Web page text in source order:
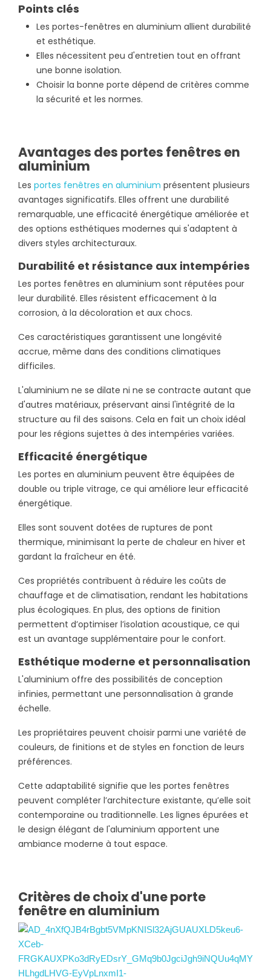
Points clés
Les portes-fenêtres en aluminium allient durabilité
et esthétique.
Elles nécessitent peu d'entretien tout en offrant
une bonne isolation.
Choisir la bonne porte dépend de critères comme
la sécurité et les normes.
Avantages des portes fenêtres en
aluminium
Les portes fenêtres en aluminium présentent plusieurs
avantages significatifs. Elles offrent une durabilité
remarquable, une efficacité énergétique améliorée et
des options esthétiques modernes qui s'adaptent à
divers styles architecturaux.
Durabilité et résistance aux intempéries
Les portes fenêtres en aluminium sont réputées pour
leur durabilité. Elles résistent efficacement à la
corrosion, à la décoloration et aux chocs.
Ces caractéristiques garantissent une longévité
accrue, même dans des conditions climatiques
difficiles.
L'aluminium ne se dilate ni ne se contracte autant que
d'autres matériaux, préservant ainsi l'intégrité de la
structure au fil des saisons. Cela en fait un choix idéal
pour les régions sujettes à des intempéries variées.
Efficacité énergétique
Les portes en aluminium peuvent être équipées de
double ou triple vitrage, ce qui améliore leur efficacité
énergétique.
Elles sont souvent dotées de ruptures de pont
thermique, minimisant la perte de chaleur en hiver et
gardant la fraîcheur en été.
Ces propriétés contribuent à réduire les coûts de
chauffage et de climatisation, rendant les habitations
plus écologiques. En plus, des options de finition
permettent d’optimiser l’isolation acoustique, ce qui
est un avantage supplémentaire pour le confort.
Esthétique moderne et personnalisation
L'aluminium offre des possibilités de conception
infinies, permettant une personnalisation à grande
échelle.
Les propriétaires peuvent choisir parmi une variété de
couleurs, de finitions et de styles en fonction de leurs
préférences.
Cette adaptabilité signifie que les portes fenêtres
peuvent compléter l’architecture existante, qu’elle soit
contemporaine ou traditionnelle. Les lignes épurées et
le design élégant de l'aluminium apportent une
ambiance moderne à tout espace.
Critères de choix d'une porte
fenêtre en aluminium